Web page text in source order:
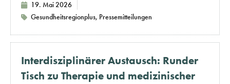
19. Mai 2026
Gesundheitsregionplus, Pressemitteilungen
Interdisziplinärer Austausch: Runder
Tisch zu Therapie und medizinischer